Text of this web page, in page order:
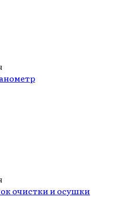
очистки и осушки